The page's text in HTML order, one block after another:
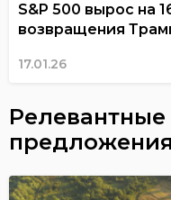
S&P 500 вырос на
возвращения
17.01.26
предложения